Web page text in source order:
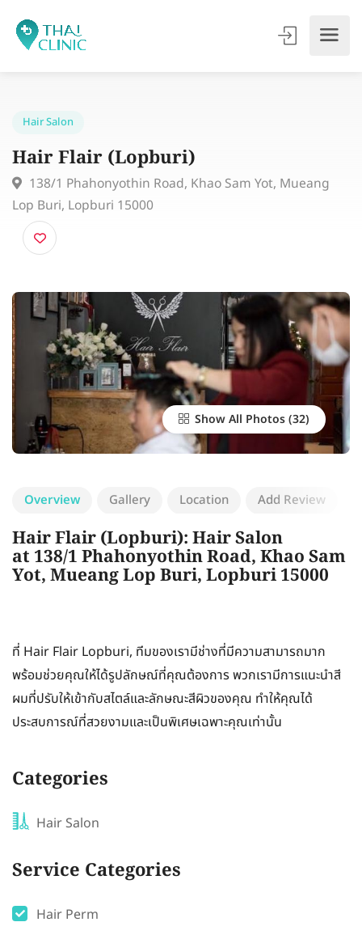
Hair Flair (Lopburi)
138/1 Phahonyothin Road, Khao Sam Yot, Mueang
Lop Buri, Lopburi 15000
Show All Photos
Overview Gallery Location Add Review
Hair Flair (Lopburi): Hair Salon
at 138/1 Phahonyothin Road, Khao Sam
Yot, Mueang Lop Buri, Lopburi 15000
ที่ Hair Flair Lopburi, ทีมของเรามีช่างที่มีความสามารถมาก
พร้อมช่วยคุณให้ได้รูปลักษณ์ที่คุณต้องการ พวกเรามีการแนะนำสี
ผมที่ปรับให้เข้ากับสไตล์และลักษณะสีผิวของคุณ ทำให้คุณได้
ประสบการณ์ที่สวยงามและเป็นพิเศษเฉพาะคุณเท่านั้น
Categories
Hair Salon
Service Categories
Hair Perm